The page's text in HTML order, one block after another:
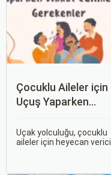
Çocuklu Aileler için
Uçuş Yaparken
Gerekenler
Uçak yolculuğu, çocuklu
aileler için heyecan verici